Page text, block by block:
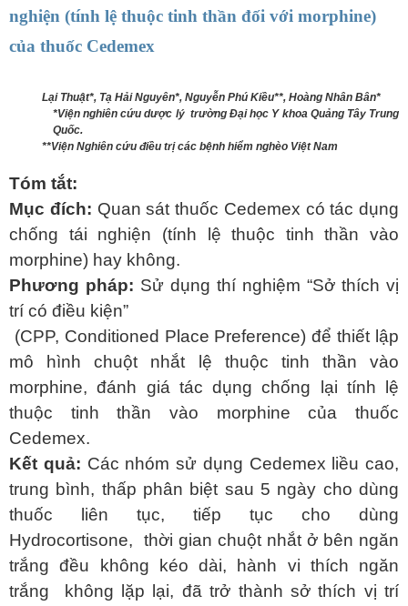
nghiện (tính lệ thuộc tinh thần đối với morphine)
của thuốc Cedemex
Lại Thuật*, Tạ Hải Nguyên*, Nguyễn Phú Kiều**, Hoàng Nhân Bân*
*Viện nghiên cứu dược lý trường Đại học Y khoa Quảng Tây Trung
Quốc.
**Viện Nghiên cứu điều trị các bệnh hiểm nghèo Việt Nam
Tóm tắt:
Mục đích: Quan sát thuốc Cedemex có tác dụng
chống tái nghiện (tính lệ thuộc tinh thần vào
morphine) hay không.
Phương pháp: Sử dụng thí nghiệm “Sở thích vị
trí có điều kiện”
(CPP, Conditioned Place Preference) để thiết lập
mô hình chuột nhắt lệ thuộc tinh thần vào
morphine, đánh giá tác dụng chống lại tính lệ
thuộc tinh thần vào morphine của thuốc
Cedemex.
Kết quả: Các nhóm sử dụng Cedemex liều cao,
trung bình, thấp phân biệt sau 5 ngày cho dùng
thuốc liên tục, tiếp tục cho dùng
Hydrocortisone, thời gian chuột nhắt ở bên ngăn
trắng đều không kéo dài, hành vi thích ngăn
trắng không lặp lại, đã trở thành sở thích vị trí